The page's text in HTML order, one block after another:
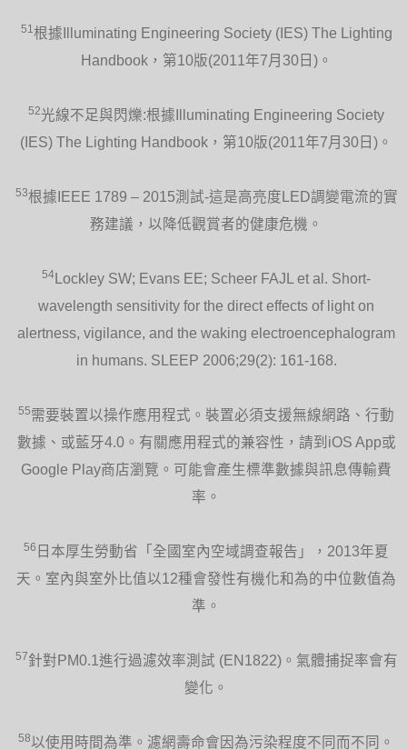
51 根據Illuminating Engineering Society (IES) The Lighting
Handbook，第10版(2011年7月30日)。
52光線不足與閃爍:根據Illuminating Engineering Society
(IES) The Lighting Handbook，第10版(2011年7月30日)。
53根據IEEE 1789 – 2015測試-這是高亮度LED調變電流的實
務建議，以降低觀賞者的健康危機。
54
Lockley SW; Evans EE; Scheer FAJL et al. Short-
wavelength sensitivity for the direct effects of light on
alertness, vigilance, and the waking electroencephalogram
in humans. SLEEP 2006;29(2): 161-168.
55需要裝置以操作應用程式。裝置必須支援無線網路、行動
數據、或藍牙4.0。有關應用程式的兼容性，請到iOS App或
Google Play商店瀏覽。可能會產生標準數據與訊息傳輸費
率。
56 日本厚生勞動省「全國室內空域調查報告」，2013年夏
天。室內與室外比值以12種會發性有機化和為的中位數值為
準。
57針對PM0.1進行過濾效率測試 (EN1822)。氣體捕捉率會有
變化。
58以使用時間為準。濾網壽命會因為污染程度不同而不同。